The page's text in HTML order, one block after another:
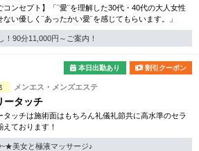
女性スタッフのみ
Ｗセラピスト
こだわり条件を変更
閉じる
コンセプト】「¨愛¨を理解した30代・40代の大人女性
ない優しく¨あったかい愛¨を感じてもらいます。」
！90分11,000円～ご案内！
本日出勤あり 割引クーポン
メンエス・メンズエステ
ータッチ
タッチは施術面はもちろん礼儀礼節共に高水準のセラ
えております！
美女と極液マッサージ♪